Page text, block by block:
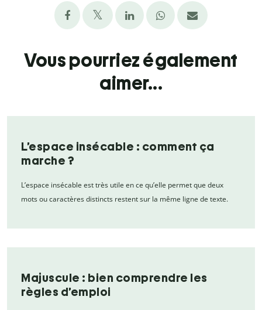
Vous pourriez également
aimer...
L’espace insécable : comment ça
marche ?
L’espace insécable est très utile en ce qu’elle permet que deux
mots ou caractères distincts restent sur la même ligne de texte.
Majuscule : bien comprendre les
règles d’emploi